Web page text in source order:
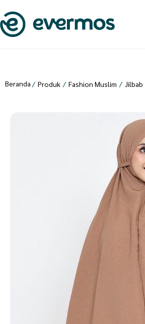
Beranda / Produk / Fashion Muslim / Jilbab